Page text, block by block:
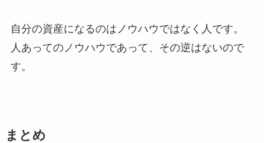
自分の資産になるのはノウハウではなく人です。
人あってのノウハウであって、その逆はないので
す。
まとめ